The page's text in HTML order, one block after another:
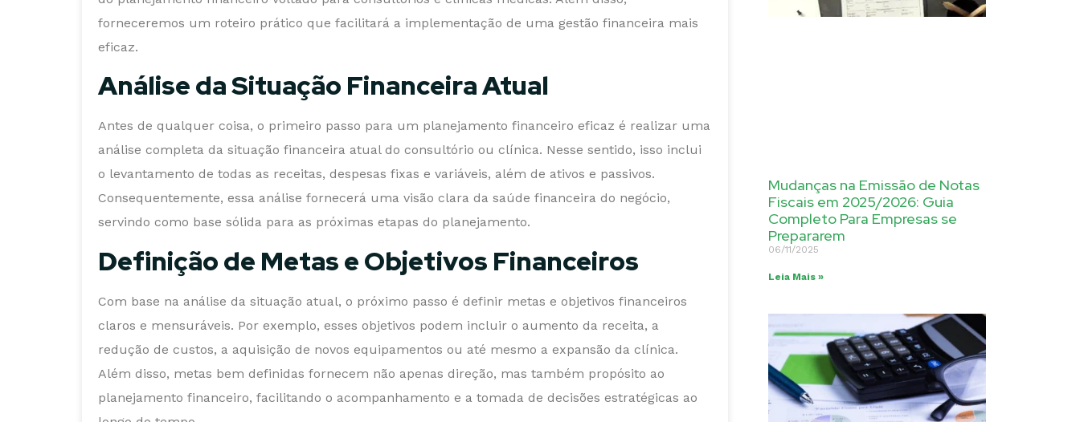
forneceremos um roteiro prático que facilitará a implementação de uma gestão financeira mais
eficaz.
Análise da Situação Financeira Atual
Antes de qualquer coisa, o primeiro passo para um planejamento financeiro eficaz é realizar uma
análise completa da situação financeira atual do consultório ou clínica. Nesse sentido, isso inclui
o levantamento de todas as receitas, despesas fixas e variáveis, além de ativos e passivos.
Consequentemente, essa análise fornecerá uma visão clara da saúde financeira do negócio,
servindo como base sólida para as próximas etapas do planejamento.
Definição de Metas e Objetivos Financeiros
Com base na análise da situação atual, o próximo passo é definir metas e objetivos financeiros
claros e mensuráveis. Por exemplo, esses objetivos podem incluir o aumento da receita, a
redução de custos, a aquisição de novos equipamentos ou até mesmo a expansão da clínica.
Além disso, metas bem definidas fornecem não apenas direção, mas também propósito ao
planejamento financeiro, facilitando o acompanhamento e a tomada de decisões estratégicas ao
Mudanças na Emissão de Notas
Fiscais em 2025/2026: Guia
Completo Para Empresas se
Prepararem
06/11/2025
Leia Mais »